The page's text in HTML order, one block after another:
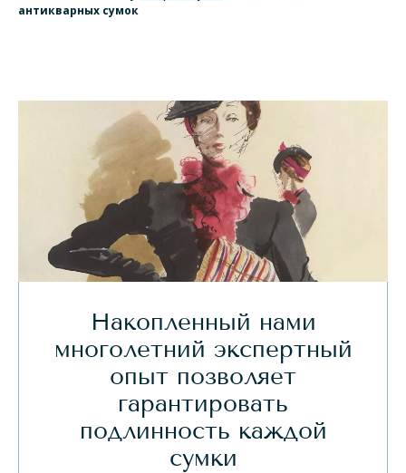
антикварных сумок
Накопленный нами
многолетний экспертный
опыт позволяет
гарантировать
подлинность каждой
сумки